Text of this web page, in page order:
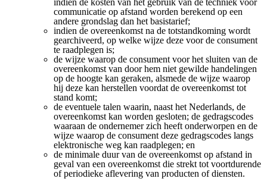
indien de kosten van het gebruik van de techniek voor
communicatie op afstand worden berekend op een
andere grondslag dan het basistarief;
indien de overeenkomst na de totstandkoming wordt
gearchiveerd, op welke wijze deze voor de consument
te raadplegen is;
de wijze waarop de consument voor het sluiten van de
overeenkomst van door hem niet gewilde handelingen
op de hoogte kan geraken, alsmede de wijze waarop
hij deze kan herstellen voordat de overeenkomst tot
stand komt;
de eventuele talen waarin, naast het Nederlands, de
overeenkomst kan worden gesloten; de gedragscodes
waaraan de ondernemer zich heeft onderworpen en de
wijze waarop de consument deze gedragscodes langs
elektronische weg kan raadplegen; en
de minimale duur van de overeenkomst op afstand in
geval van een overeenkomst die strekt tot voortdurende
of periodieke aflevering van producten of diensten.